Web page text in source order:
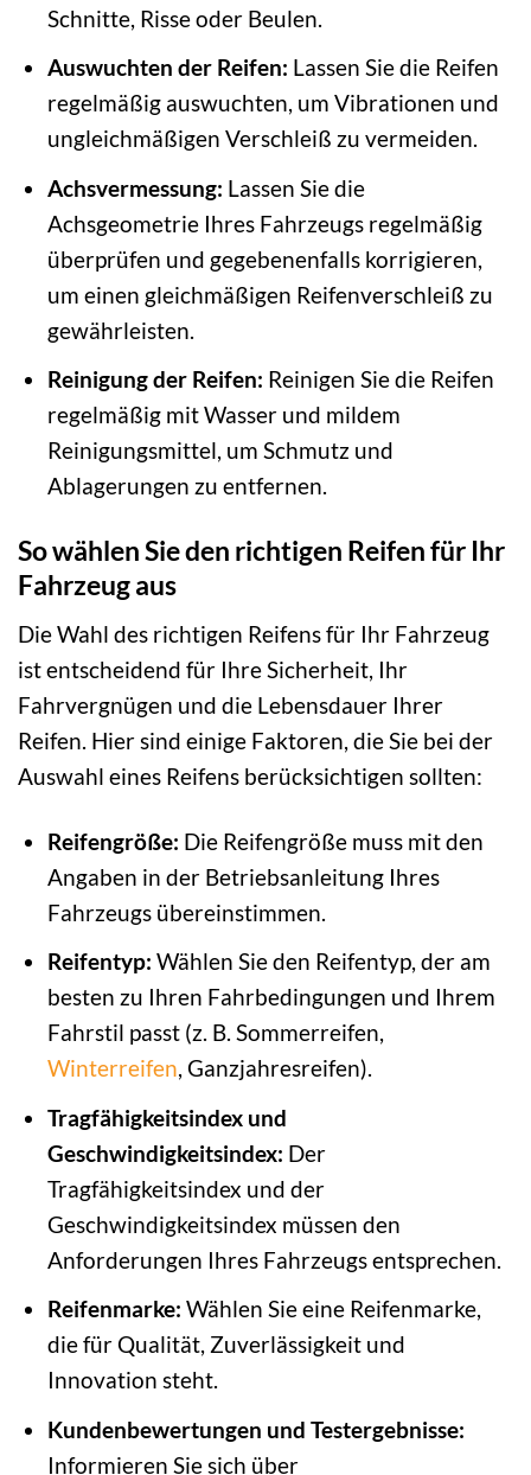
Schnitte, Risse oder Beulen.
Auswuchten der Reifen: Lassen Sie die Reifen
regelmäßig auswuchten, um Vibrationen und
ungleichmäßigen Verschleiß zu vermeiden.
Achsvermessung: Lassen Sie die
Achsgeometrie Ihres Fahrzeugs regelmäßig
überprüfen und gegebenenfalls korrigieren,
um einen gleichmäßigen Reifenverschleiß zu
gewährleisten.
Reinigung der Reifen: Reinigen Sie die Reifen
regelmäßig mit Wasser und mildem
Reinigungsmittel, um Schmutz und
Ablagerungen zu entfernen.
So wählen Sie den richtigen Reifen für Ihr
Fahrzeug aus
Die Wahl des richtigen Reifens für Ihr Fahrzeug
ist entscheidend für Ihre Sicherheit, Ihr
Fahrvergnügen und die Lebensdauer Ihrer
Reifen. Hier sind einige Faktoren, die Sie bei der
Auswahl eines Reifens berücksichtigen sollten:
Reifengröße: Die Reifengröße muss mit den
Angaben in der Betriebsanleitung Ihres
Fahrzeugs übereinstimmen.
Reifentyp: Wählen Sie den Reifentyp, der am
besten zu Ihren Fahrbedingungen und Ihrem
Fahrstil passt (z. B. Sommerreifen,
Winterreifen, Ganzjahresreifen).
Tragfähigkeitsindex und
Geschwindigkeitsindex: Der
Tragfähigkeitsindex und der
Geschwindigkeitsindex müssen den
Anforderungen Ihres Fahrzeugs entsprechen.
Reifenmarke: Wählen Sie eine Reifenmarke,
die für Qualität, Zuverlässigkeit und
Innovation steht.
Kundenbewertungen und Testergebnisse:
Informieren Sie sich über